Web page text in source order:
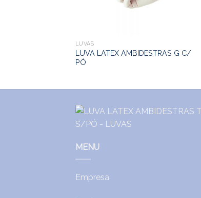
LUVAS
LUVA LATEX AMBIDESTRAS G C/
PÓ
MENU
Empresa